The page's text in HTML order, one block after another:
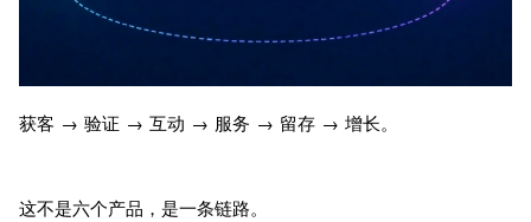
获客 → 验证 → 互动 → 服务 → 留存 → 增长。
这不是六个产品，是一条链路。